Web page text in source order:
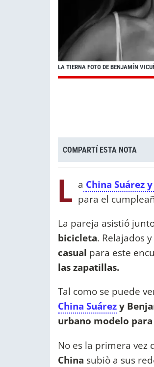
LA TIERNA FOTO DE BENJAMÍN
COMPARTÍ ESTA NOTA
L a China Suárez
para el
La pareja asistió
bicicleta. Relajados
casual para este
las zapatillas.
Tal como se puede
China Suárezy
urbano modelo
No es la primera vez
China subiò a sus